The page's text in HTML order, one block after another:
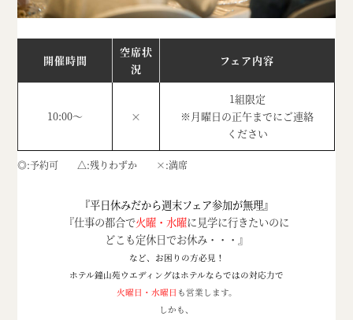
開催時間
空席状
況
フェア内容
10:00～ ×
1組限定
※月曜日の正午までにご連絡
ください
◎ 予約可 △ 残りわずか × 満席
『平日休みだから週末フェア参加が無理』
『仕事の都合で火曜・水曜に見学に行きたいのに
どこも定休日でお休み・・・』
など、お困りの方必見！
ホテル鐘山苑ウエディングはホテルならではの対応力で
火曜日・水曜日 も営業します。
しかも、